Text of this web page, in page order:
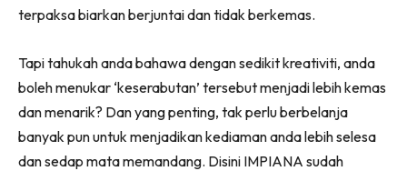
Ilham Impiana
Ilham Impiana 360
Ilham Impiana Inspirasi Selebriti
Impiana TV
Casa Impiana
terpaksa biarkan berjuntai dan tidak berkemas.
Tapi tahukah anda bahawa dengan sedikit kreativiti, anda
boleh menukar ‘keserabutan’ tersebut menjadi lebih kemas
dan menarik? Dan yang penting, tak perlu berbelanja
banyak pun untuk menjadikan kediaman anda lebih selesa
dan sedap mata memandang. Disini IMPIANA sudah